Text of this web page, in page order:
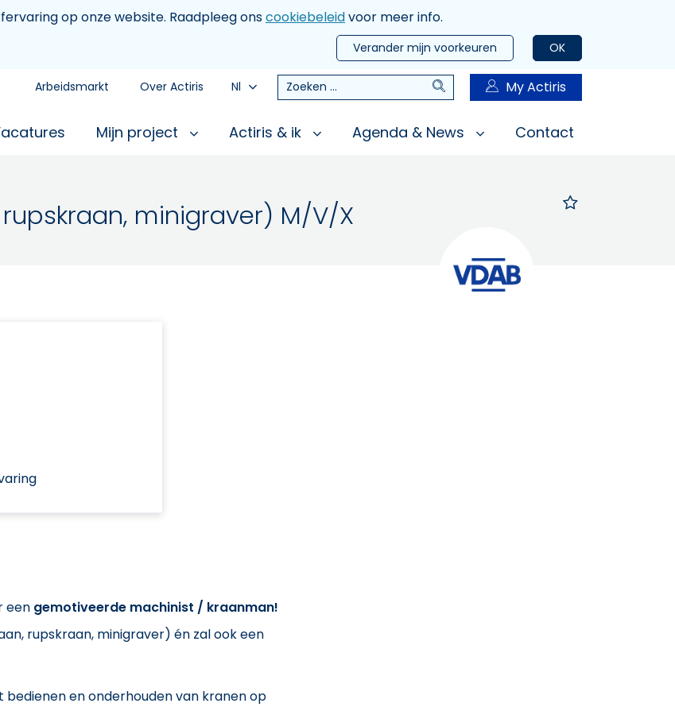
op onze website. Raadpleeg onscookiebeleidvoor meer info.
OK
Verander mijn voorkeuren
Arbeidsmarkt Over Actiris Nl Zoeken Zoeken My Actiris
Mijn project Actiris & ik Agenda & News Contact
minigraver) M/V/X
een gemotiveerde machinist / kraanman!
rupskraan, minigraver) én zal ook een
en onderhouden van kranen op